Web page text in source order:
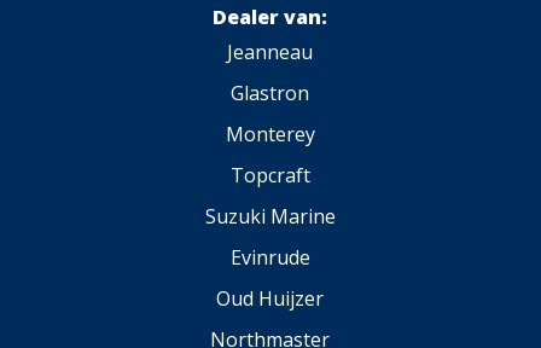
Dealer van:
Jeanneau
Glastron
Monterey
Topcraft
Suzuki Marine
Evinrude
Oud Huijzer
Northmaster